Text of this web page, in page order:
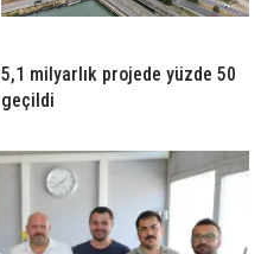
5,1 milyarlık projede yüzde 50
geçildi